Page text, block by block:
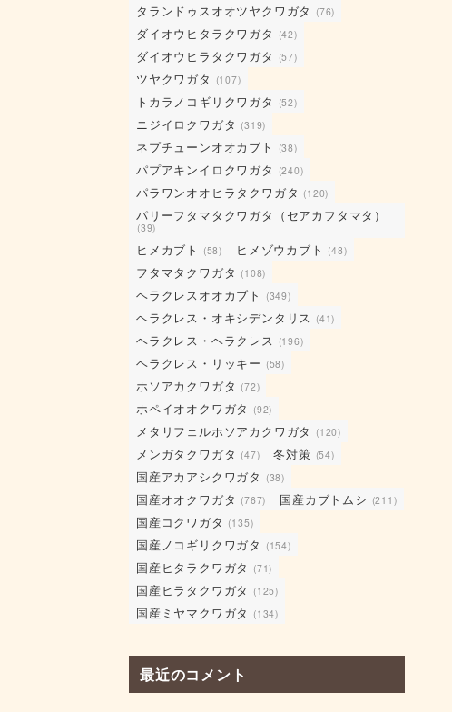
タランドゥスオオツヤクワガタ (76)
ダイオウヒタラクワガタ (42)
ダイオウヒラタクワガタ (57)
ツヤクワガタ (107)
トカラノコギリクワガタ (52)
ニジイロクワガタ (319)
ネプチューンオオカブト (38)
パプアキンイロクワガタ (240)
パラワンオオヒラタクワガタ (120)
パリーフタマタクワガタ（セアカフタマタ）
(39)
ヒメカブト (58) ヒメゾウカブト (48)
フタマタクワガタ (108)
ヘラクレスオオカブト (349)
ヘラクレス・オキシデンタリス (41)
ヘラクレス・ヘラクレス (196)
ヘラクレス・リッキー (58)
ホソアカクワガタ (72)
ホペイオオクワガタ (92)
メタリフェルホソアカクワガタ (120)
メンガタクワガタ (47) 冬対策 (54)
国産アカアシクワガタ (38)
国産オオクワガタ (767) 国産カブトムシ (211)
国産コクワガタ (135)
国産ノコギリクワガタ (154)
国産ヒタラクワガタ (71)
国産ヒラタクワガタ (125)
国産ミヤマクワガタ (134)
最近のコメント